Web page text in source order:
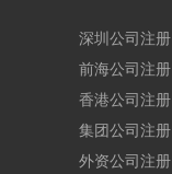
深圳公司注册
前海公司注册
香港公司注册
集团公司注册
外资公司注册